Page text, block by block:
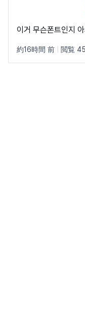
이거 무슨폰트인지
約16時間 前 閲覧 45